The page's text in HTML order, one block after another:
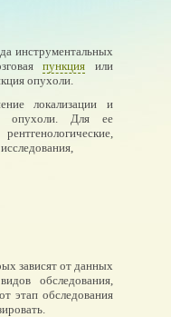
инструментальных
пункция или
опухоли.
локализации и
опухоли. Для ее
зависят от данных
обследования,
этап обследования